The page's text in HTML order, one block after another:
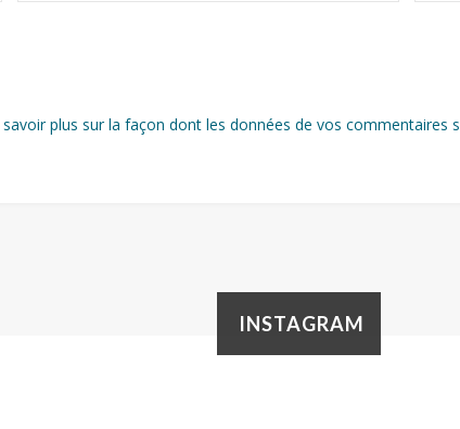
savoir plus sur la façon dont les données de vos commentaires
INSTAGRAM